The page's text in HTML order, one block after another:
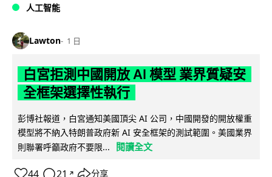
人工智能
Lawton 1 日
白宮拒測中國開放 AI 模型 業界質疑安
全框架選擇性執行
彭博社報道，白宮通知美國頂尖 AI 公司，中國開發的開放權重
模型將不納入特朗普政府新 AI 安全框架的測試範圍。美國業界
則聯署呼籲政府不要限...
閱讀全文
44 21 ↗ 分享